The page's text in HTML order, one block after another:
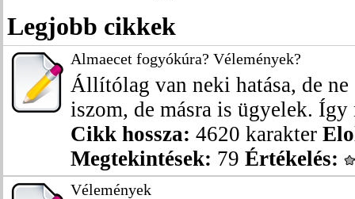
Legjobb cikkek
Almaecet fogyókúra? Vélemények?
Állítólag van neki hatása, de
iszom, de másra is ügyelek. Így
Cikk hossza: 4620 karakter
Megtekintések: 79 Értékelés:
Vélemények